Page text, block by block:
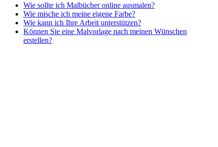
Wie sollte ich Malbücher online ausmalen?
Wie mische ich meine eigene Farbe?
Wie kann ich Ihre Arbeit unterstützen?
Können Sie eine Malvorlage nach meinen Wünschen
erstellen?